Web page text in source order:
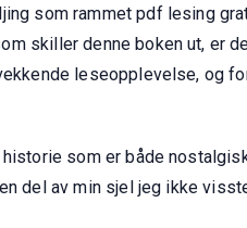
som rammet pdf lesing
skiller denne boken ut, er
leseopplevelse, og
som er både
del av min sjel jeg ikke